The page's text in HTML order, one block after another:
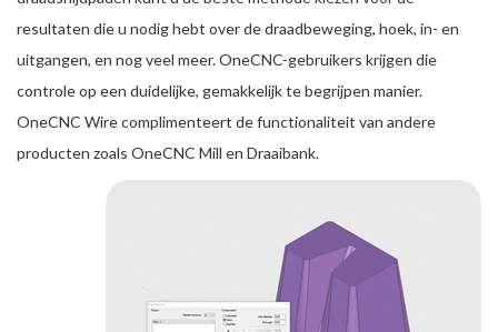
resultaten die u nodig hebt over de draadbeweging, hoek, in- en
uitgangen, en nog veel meer. OneCNC-gebruikers krijgen die
controle op een duidelijke, gemakkelijk te begrijpen manier.
OneCNC Wire complimenteert de functionaliteit van andere
producten zoals OneCNC Mill en Draaibank.